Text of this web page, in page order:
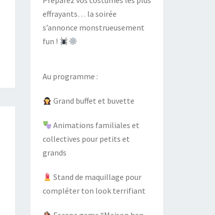
effrayants… la soirée
s’annonce monstrueusement
fun !
Au programme :
Grand buffet et buvette
Animations familiales et
collectives pour petits et
grands
Stand de maquillage pour
compléter ton look terrifiant